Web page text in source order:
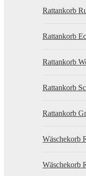
Rattankorb
Rattankorb
Rattankorb
Rattankorb
Rattankorb
Wäschekorb
Wäschekorb